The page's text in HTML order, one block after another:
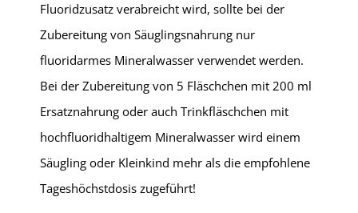
Fluoridzusatz verabreicht wird, sollte bei der
Zubereitung von Säuglingsnahrung nur
fluoridarmes Mineralwasser verwendet werden.
Bei der Zubereitung von 5 Fläschchen mit 200 ml
Ersatznahrung oder auch Trinkfläschchen mit
hochfluoridhaltigem Mineralwasser wird einem
Säugling oder Kleinkind mehr als die empfohlene
Tageshöchstdosis zugeführt!